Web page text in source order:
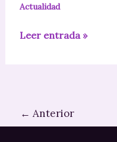
Actualidad
Se
rechazo
al
Leer entrada »
← Anterior